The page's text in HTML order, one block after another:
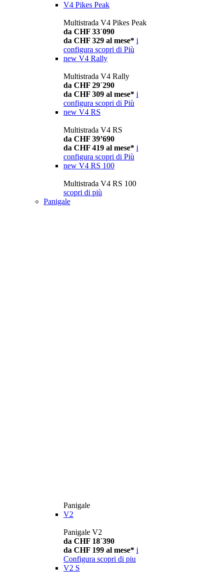
V4 Pikes Peak
Multistrada V4 Pikes Peak
da CHF 33´090
da CHF 329 al mese* i
configura scopri di Più
new V4 Rally
Multistrada V4 Rally
da CHF 29´290
da CHF 309 al mese* i
configura scopri di Più
new V4 RS
Multistrada V4 RS
da CHF 39’690
da CHF 419 al mese* i
configura scopri di Più
new V4 RS 100
Multistrada V4 RS 100
scopri di più
Panigale
Panigale
V2
Panigale V2
da CHF 18´390
da CHF 199 al mese* i
Configura scopri di piu
V2 S